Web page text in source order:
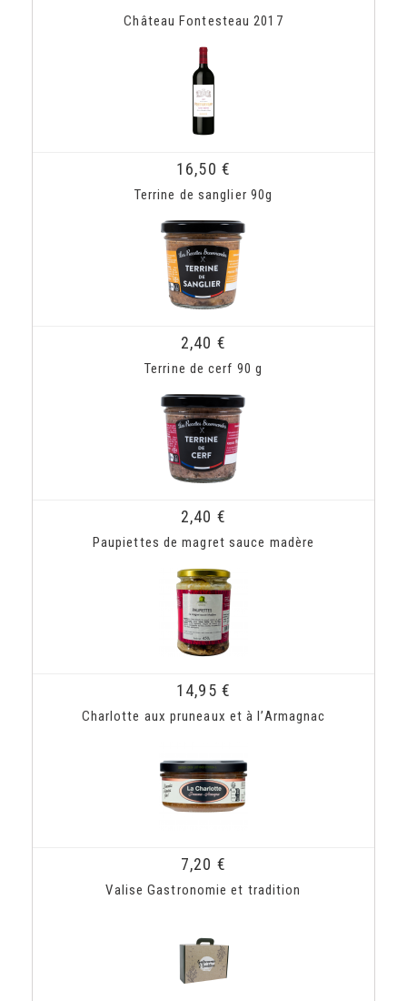
Château Fontesteau 2017
16,50 €
Terrine de sanglier 90g
2,40 €
Terrine de cerf 90 g
2,40 €
Paupiettes de magret sauce madère
14,95 €
Charlotte aux pruneaux et à l’Armagnac
7,20 €
Valise Gastronomie et tradition